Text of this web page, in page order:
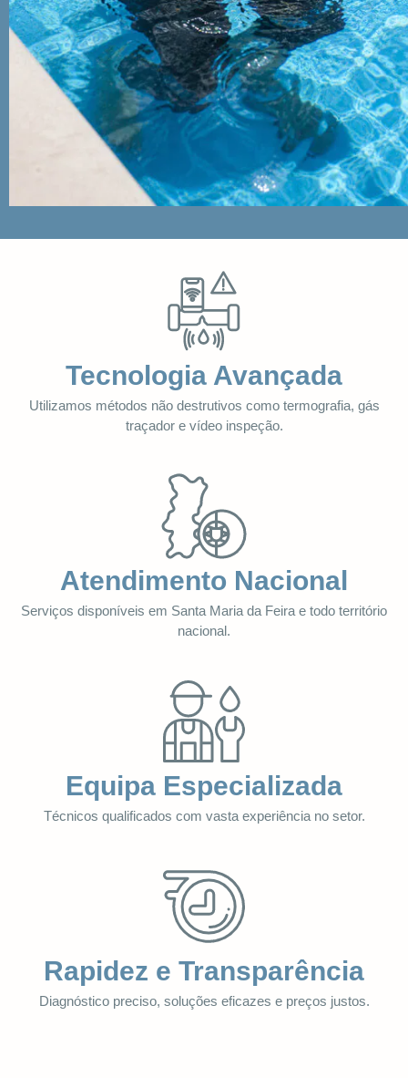
Tecnologia Avançada
Utilizamos métodos não destrutivos como termografia, gás
traçador e vídeo inspeção.
Atendimento Nacional
Serviços disponíveis em Santa Maria da Feira e todo território
nacional.
Equipa Especializada
Técnicos qualificados com vasta experiência no setor.
Rapidez e Transparência
Diagnóstico preciso, soluções eficazes e preços justos.